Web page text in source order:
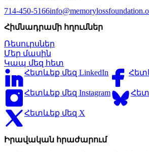
Հիմնադրամի հղումներ
Ռեսուրսներ
Մեր մասին
Կապ մեզ հետ
Հետևեք մեզ LinkedIn
Հետևեք մեզ Instagram
Հետևեք մեզ X
714-450-5166
Իրավական հրաժարում